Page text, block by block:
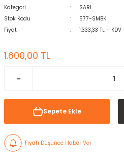
Kategori
SARI
Stok Kodu
577-SMBK
Fiyat
1.333,33 TL + KDV
1.600,00 TL
Sepete Ekle
Fiyatı Düşünce Haber Ver